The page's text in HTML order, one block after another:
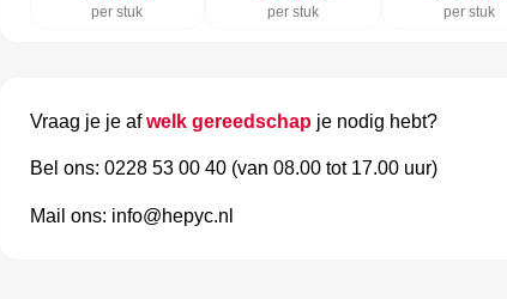
per stuk per stuk per stuk
Vraag je je afwelk gereedschapje nodig hebt?
Bel ons: 0228 53 00 40 (van 08.00 tot 17.00 uur)
Mail ons: info@hepyc.nl